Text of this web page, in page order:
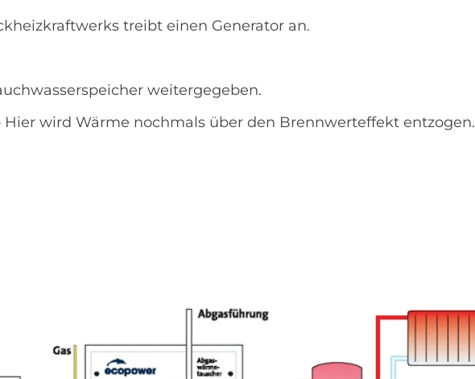
treibt einen Generator an.
weitergegeben.
wird Wärme nochmals über den Brennwerteffekt entzogen.